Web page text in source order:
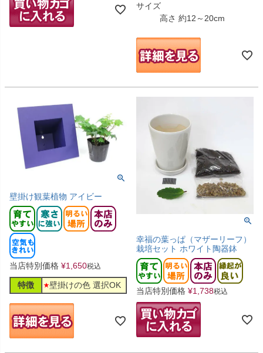
サイズ
高さ 約12～20cm
壁掛け観葉植物 アイビー
当店特別価格 ¥1,650税込
特徴 壁掛けの色 選択OK
幸福の葉っぱ（マザーリーフ）
栽培セット ホワイト陶器鉢
当店特別価格 ¥1,738税込